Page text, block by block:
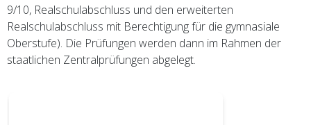
9/10, Realschulabschluss und den erweiterten
Realschulabschluss mit Berechtigung für die gymnasiale
Oberstufe). Die Prüfungen werden dann im Rahmen der
staatlichen Zentralprüfungen abgelegt.